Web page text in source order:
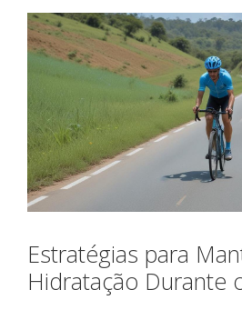
Estratégias para
Hidratação Durante